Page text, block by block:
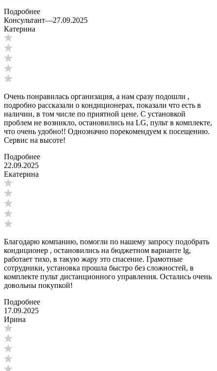
Подробнее
Консультант—27.09.2025
Катерина
Очень понравилась организация, а нам сразу подошли ,
подробно рассказали о кондиционерах, показали что есть в
наличии, в том числе по приятной цене. С установкой
проблем не возникло, остановились на LG, пульт в комплекте,
что очень удобно!! Однозначно порекомендуем к посещению.
Сервис на высоте!
Подробнее
22.09.2025
Екатерина
Благодарю компанию, помогли по нашему запросу подобрать
кондиционер , остановились на бюджетном варианте lg,
работает тихо, в такую жару это спасение. Грамотные
сотрудники, установка прошла быстро без сложностей, в
комплекте пульт дистанционного управления. Остались очень
довольны покупкой!
Подробнее
17.09.2025
Ирина